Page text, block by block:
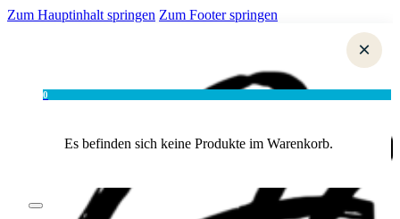
Zum Hauptinhalt springen Zum Footer springen
0
Es befinden sich keine Produkte im Warenkorb.
×